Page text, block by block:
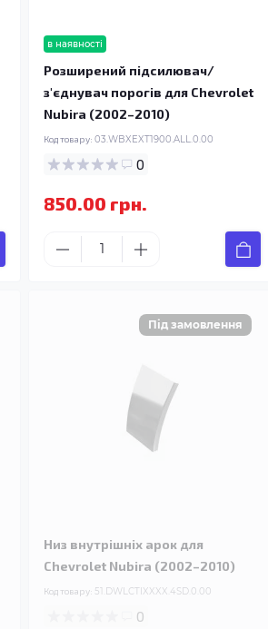
в наявності
Розширений підсилювач/
з'єднувач порогів для Chevrolet
Nubira (2002–2010)
Код товару: 03.WBXEXT1900.ALL.0.00
0
850.00 грн.
Низ внутрішніх арок для
Chevrolet Nubira (2002–2010)
Код товару: 51.DWLCTIXXXX.4SD.0.00
0